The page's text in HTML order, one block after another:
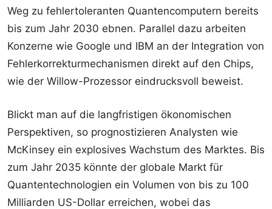
Weg zu fehlertoleranten Quantencomputern bereits
bis zum Jahr 2030 ebnen. Parallel dazu arbeiten
Konzerne wie Google und IBM an der Integration von
Fehlerkorrekturmechanismen direkt auf den Chips,
wie der Willow-Prozessor eindrucksvoll beweist.
Blickt man auf die langfristigen ökonomischen
Perspektiven, so prognostizieren Analysten wie
McKinsey ein explosives Wachstum des Marktes. Bis
zum Jahr 2035 könnte der globale Markt für
Quantentechnologien ein Volumen von bis zu 100
Milliarden US-Dollar erreichen, wobei das